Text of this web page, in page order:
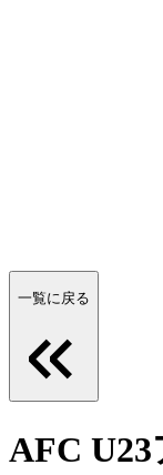
一覧に戻る
AFC U23